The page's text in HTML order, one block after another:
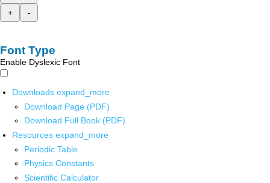
+
-
Font Type
Enable Dyslexic Font
Downloads expand_more
Download Page (PDF)
Download Full Book (PDF)
Resources expand_more
Periodic Table
Physics Constants
Scientific Calculator